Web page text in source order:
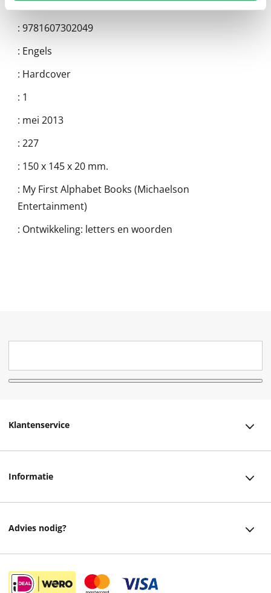
:Michaelson Entertainment
: 9781607302049
: Engels
: Hardcover
: 1
: mei 2013
: 227
: 150 x 145 x 20 mm.
: My First Alphabet Books (Michaelson
Entertainment)
: Ontwikkeling: letters en woorden
Klantenservice
Retourneren
Informatie
Advies nodig?
Instagram